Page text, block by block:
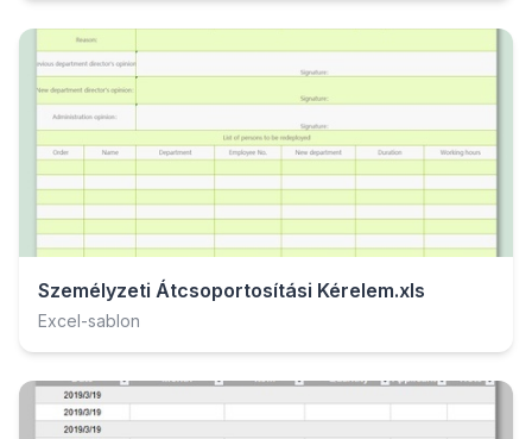
Személyzeti Átcsoportosítási Kérelem.xls
Excel-sablon